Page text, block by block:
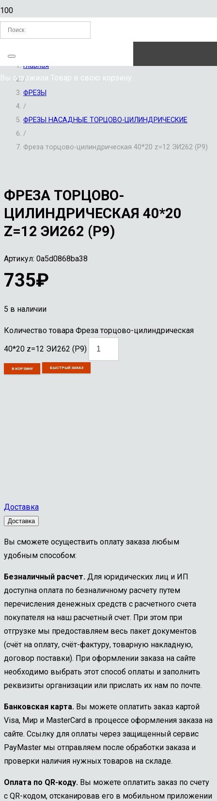
ЗАКАЗАТЬ ЗВОНОК
Вы отложили Товар в свою корзину.
Главная
/
ФРЕЗЫ
/
ФРЕЗЫ НАСАДНЫЕ ТОРЦОВО-ЦИЛИНДРИЧЕСКИЕ
/
Фреза торцово-цилиндрическая 40*20 z=12 ЭИ262 (Р9)
ФРЕЗА ТОРЦОВО-
ЦИЛИНДРИЧЕСКАЯ 40*20
Z=12 ЭИ262 (Р9)
Артикул: 0a5d0868ba38
735₽
5 в наличии
Количество товара Фреза торцово-цилиндрическая
40*20 z=12 ЭИ262 (Р9)
В КОРЗИНУ БЫСТРЫЙ ЗАКАЗ
Доставка
Доставка
Вы сможете осуществить оплату заказа любым
удобным способом:
Безналичный расчет. Для юридических лиц и ИП
доступна оплата по безналичному расчету путем
перечисления денежных средств с расчетного счета
покупателя на наш расчетный счет. При этом при
отгрузке мы предоставляем весь пакет документов
(счёт на оплату, счёт-фактуру, товарную накладную,
договор поставки). При оформлении заказа на сайте
необходимо выбрать этот способ оплаты и заполнить
реквизиты организации или прислать их нам по почте.
Банковская карта. Вы можете оплатить заказ картой
Visa, Мир и MasterCard в процессе оформления заказа на
сайте. Ссылку для оплаты через защищенный сервис
PayMaster мы отправляем после обработки заказа и
проверки наличия нужных товаров на складе.
Оплата по QR-коду. Вы можете оплатить заказ по счету
с QR-кодом, отсканировав его в мобильном приложении